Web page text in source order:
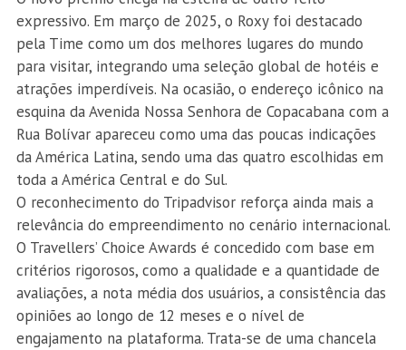
expressivo. Em março de 2025, o Roxy foi destacado
pela Time como um dos melhores lugares do mundo
para visitar, integrando uma seleção global de hotéis e
atrações imperdíveis. Na ocasião, o endereço icônico na
esquina da Avenida Nossa Senhora de Copacabana com a
Rua Bolívar apareceu como uma das poucas indicações
da América Latina, sendo uma das quatro escolhidas em
toda a América Central e do Sul.
O reconhecimento do Tripadvisor reforça ainda mais a
relevância do empreendimento no cenário internacional.
O Travellers’ Choice Awards é concedido com base em
critérios rigorosos, como a qualidade e a quantidade de
avaliações, a nota média dos usuários, a consistência das
opiniões ao longo de 12 meses e o nível de
engajamento na plataforma. Trata-se de uma chancela